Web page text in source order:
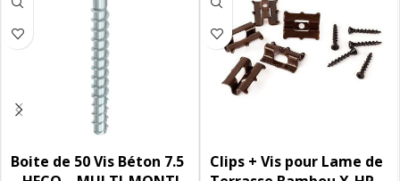
Boite de 50 Vis Béton 7.5
Clips + Vis pour Lame de